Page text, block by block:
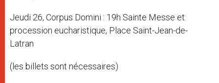
Jeudi 26, Corpus Domini : 19h Sainte Messe et
procession eucharistique, Place Saint-Jean-de-
Latran
(les billets sont nécessaires)